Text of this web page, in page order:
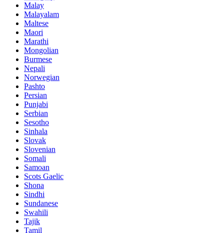
Malay
Malayalam
Maltese
Maori
Marathi
Mongolian
Burmese
Nepali
Norwegian
Pashto
Persian
Punjabi
Serbian
Sesotho
Sinhala
Slovak
Slovenian
Somali
Samoan
Scots Gaelic
Shona
Sindhi
Sundanese
Swahili
Tajik
Tamil